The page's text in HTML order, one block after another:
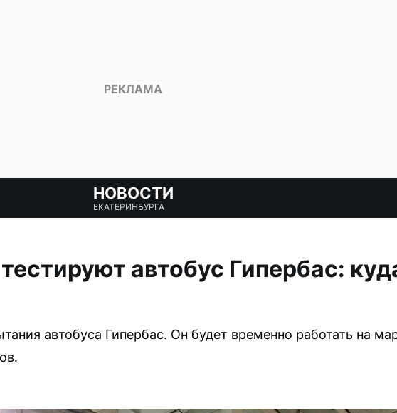
НОВОСТИ
ЕКАТЕРИНБУРГА
автобус Гипербас:
автобуса Гипербас. Он будет временно работать на